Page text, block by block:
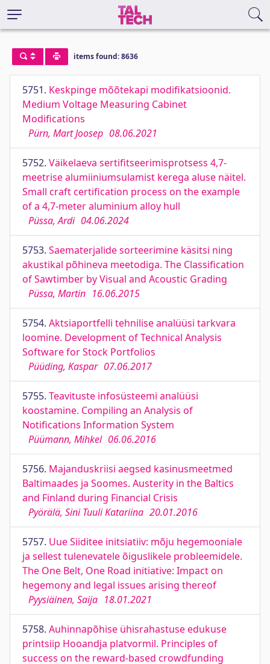
items found: 8636
5751. Keskpinge mõõtekapi modifikatsioonid.
Medium Voltage Measuring Cabinet
Modifications
Pürn, Mart Joosep 08.06.2021
5752. Väikelaeva sertifitseerimisprotsess 4,7-
meetrise alumiiniumsulamist kerega aluse näitel.
Small craft certification process on the example
of a 4,7-meter aluminium alloy hull
Püssa, Ardi 04.06.2024
5753. Saematerjalide sorteerimine käsitsi ning
akustikal põhineva meetodiga. The Classification
of Sawtimber by Visual and Acoustic Grading
Püssa, Martin 16.06.2015
5754. Aktsiaportfelli tehnilise analüüsi tarkvara
loomine. Development of Technical Analysis
Software for Stock Portfolios
Püüding, Kaspar 07.06.2017
5755. Teavituste infosüsteemi analüüsi
koostamine. Compiling an Analysis of
Notifications Information System
Püümann, Mihkel 06.06.2016
5756. Majanduskriisi aegsed kasinusmeetmed
Baltimaades ja Soomes. Austerity in the Baltics
and Finland during Financial Crisis
Pyörälä, Sini Tuuli Katariina 20.01.2016
5757. Uue Siiditee initsiatiiv: mõju hegemooniale
ja sellest tulenevatele õiguslikele probleemidele.
The One Belt, One Road initiative: Impact on
hegemony and legal issues arising thereof
Pyysiäinen, Saija 18.01.2021
5758. Auhinnapõhise ühisrahastuse edukuse
printsiip Hooandja platvormil. Principles of
success on the reward-based crowdfunding